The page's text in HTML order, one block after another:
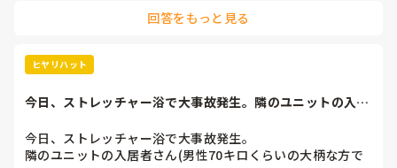
職員3人が集まれることが難しい時もあるので大抵その人の
また、お風呂は機械浴ひとつしかないのにその利用者さんが
20.30分近く使ってしまうのでその利用者さんがいる時は休
身はしっかり動くので届くところは自分で洗身してます）
挙句、家族へ連絡して文句を言い、その家族から施設へクレ
ームが入ります。
回答をもっと見る
ヒヤリハット
今日、ストレッチャー浴で大事故発生。隣のユニットの入居
今日、ストレッチャー浴で大事故発生。
隣のユニットの入居者さん(男性70キロくらいの大柄な方で